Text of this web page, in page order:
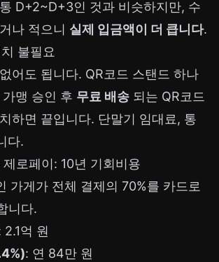
D+2~D+3인 것과 비슷하지만, 수
나 적으니 실제 입금액이 더 큽니다.
불필요
어도 됩니다. QR코드 스탠드 하나
맹 승인 후 무료 배송 되는 QR코드
하면 끝입니다. 단말기 임대료, 통
다.
로페이: 10년 기회비용
가게가 전체 결제의 70%를 카드로
니다.
2.1억 원
: 연 84만 원